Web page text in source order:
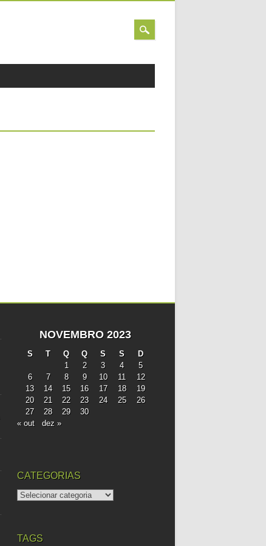
NOVEMBRO 2023
S T Q Q S S
D
1
2 3 4
5
6
7 8 9 10 11
12
13
14 15 16 17 18
19
20
21 22 23 24 25
26
27
28 29
30
« out
dez »
CATEGORIAS
categorias
TAGS